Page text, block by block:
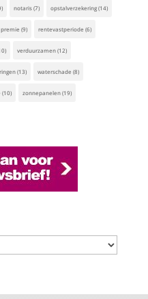
notaris(7) opstalverzekering(14)
premie (9) rentevastperiode (6)
verduurzamen(12)
(13) waterschade (8)
(10) zonnepanelen(19)